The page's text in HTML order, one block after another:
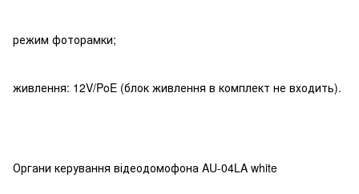
режим фоторамки;
живлення: 12V/PoE (блок живлення в комплект не входить).
Органи керування відеодомофона AU-04LA white